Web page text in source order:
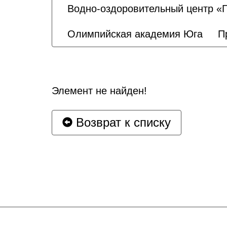
Водно-оздоровительный центр
Олимпийская академия Юга
Элемент не найден!
Возврат к списку